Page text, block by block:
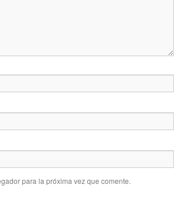
para la próxima vez que comente.